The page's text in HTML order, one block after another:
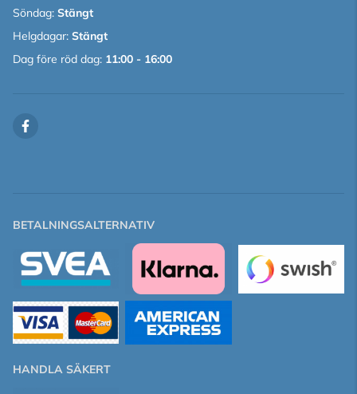
Söndag: Stängt
Helgdagar: Stängt
Dag före röd dag: 11:00 - 16:00
BETALNINGSALTERNATIV
HANDLA SÄKERT